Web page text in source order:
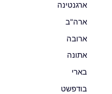
ארגנטינה
ארה"ב
ארובה
אתונה
בארי
בודפשט